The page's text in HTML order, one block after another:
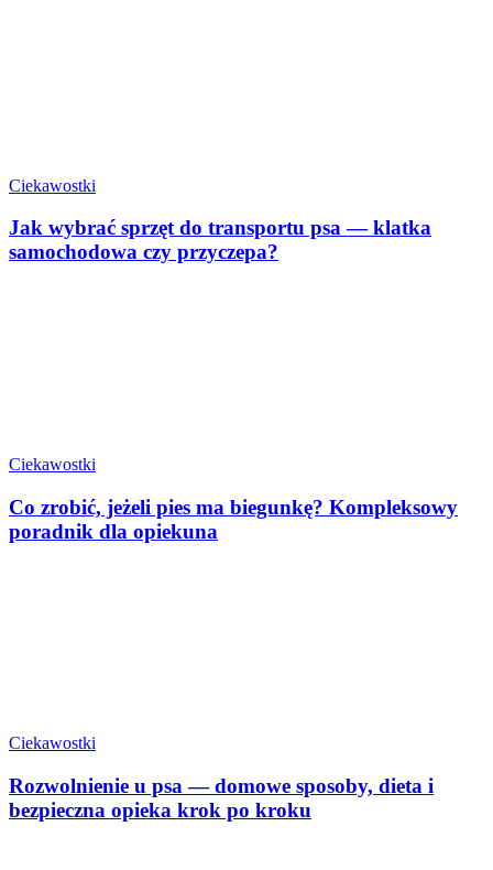
Ciekawostki
Jak wybrać sprzęt do transportu psa — klatka
samochodowa czy przyczepa?
Ciekawostki
Co zrobić, jeżeli pies ma biegunkę? Kompleksowy
poradnik dla opiekuna
Ciekawostki
Rozwolnienie u psa — domowe sposoby, dieta i
bezpieczna opieka krok po kroku